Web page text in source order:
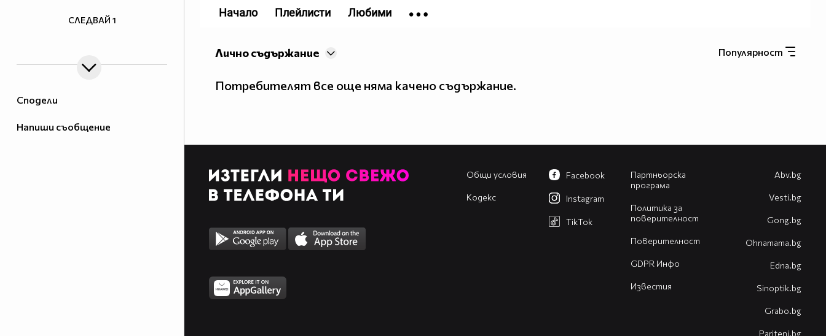
Сподели
Напиши съобщение
СЛЕДВАЙ 1
Популярност
Лично съдържание
Потребителят все още няма качено съдържание.
Начало Плейлисти Любими
Общи условия
Кодекс
Партньорска
програма
Политика за
поверителност
Поверителност
GDPR Инфо
Известия
Facebook
Instagram
TikTok
Abv.bg
Vesti.bg
Gong.bg
Оhnamama.bg
Edna.bg
Sinoptik.bg
Grabo.bg
Pariteni.bg